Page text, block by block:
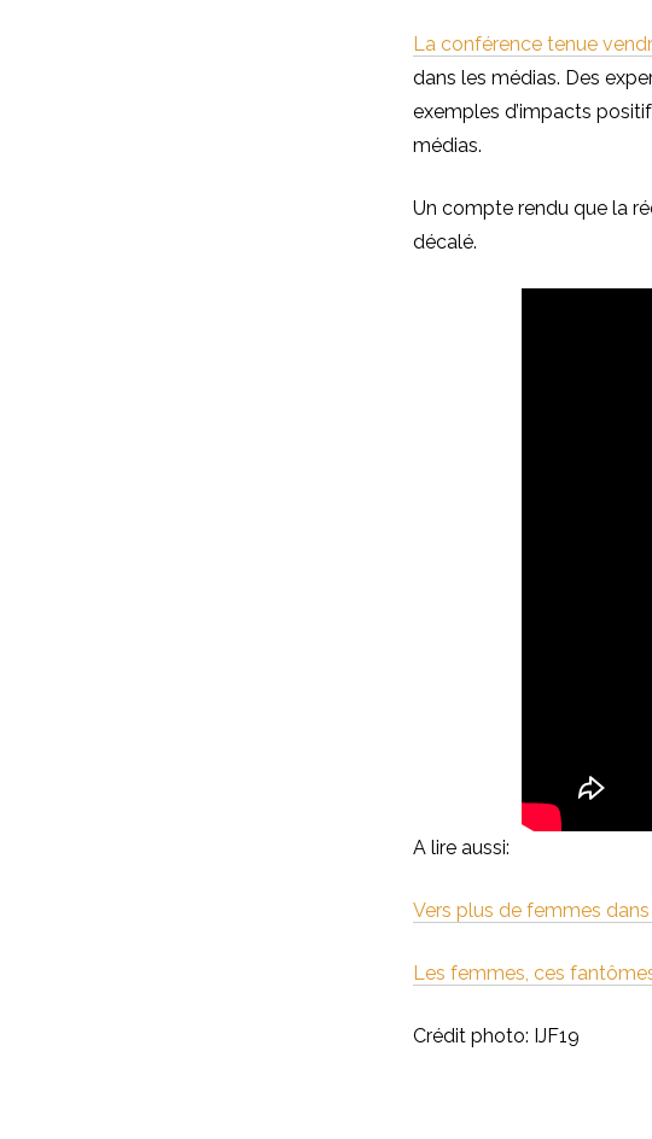
La conférence tenue
dans les médias. Des
exemples d’impacts
médias.
Un compte rendu que la
décalé.
A lire aussi:
Vers plus de femmes
Les femmes, ces
Crédit photo: IJF19